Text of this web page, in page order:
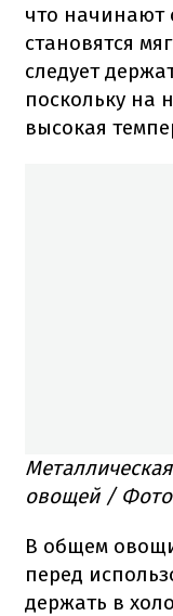
что начинают
становятся
следует
поскольку на
высокая
овощей /
В общем
перед
держать в